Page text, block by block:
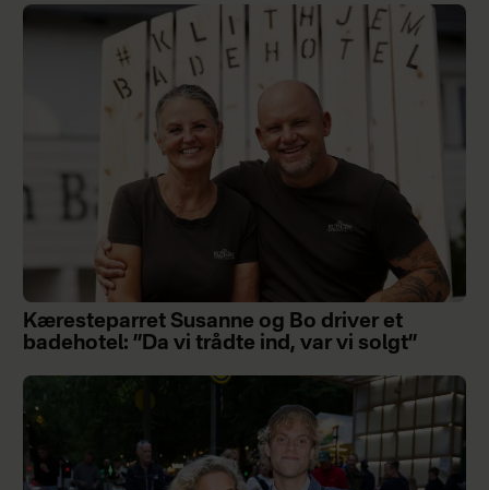
Kæresteparret Susanne og Bo driver et
badehotel: ”Da vi trådte ind, var vi solgt”